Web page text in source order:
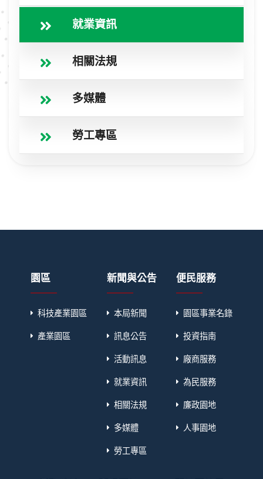
就業資訊
相關法規
多媒體
勞工專區
園區
科技產業園區
產業園區
新聞與公告
本局新聞
訊息公告
活動訊息
就業資訊
相關法規
多媒體
勞工專區
便民服務
園區事業名錄
投資指南
廠商服務
為民服務
廉政園地
人事園地